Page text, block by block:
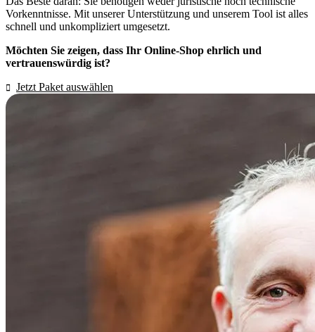
Vorkenntnisse. Mit unserer Unterstützung und unserem Tool ist alles
schnell und unkompliziert umgesetzt.
Möchten Sie zeigen, dass Ihr Online-Shop ehrlich und
vertrauenswürdig ist?
Jetzt Paket auswählen